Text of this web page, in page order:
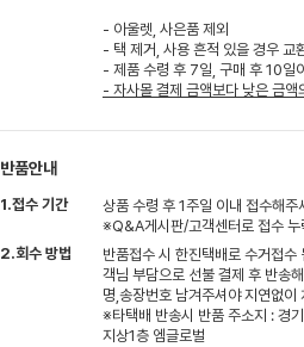
- 아울렛, 사은품 제외
- 택 제거, 사용 흔적 있을 경우 교
- 제품 수령 후 7일, 구매 후 10일
- 자사몰 결제 금액보다 낮은 금
반품안내
1.접수 기간
상품 수령 후 1주일 이내 접수해
※Q&A게시판/고객센터로 접수 누
2.회수 방법
반품접수 시 한진택배로 수거접
객님 부담으로 선불 결제 후 반송
명,송장번호 남겨주셔야 지연없이
※타택배 반송시 반품 주소지 : 경
지상1층 엠글로벌